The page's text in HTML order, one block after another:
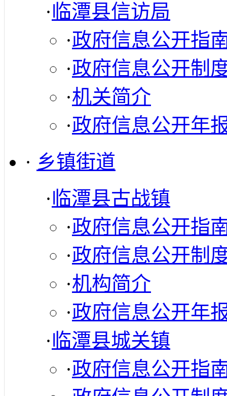
·临潭县信访局
·政府信息公开指
·政府信息公开制
·机关简介
·政府信息公开年
· 乡镇街道
·临潭县古战镇
·政府信息公开指
·政府信息公开制
·机构简介
·政府信息公开年
·临潭县城关镇
·政府信息公开指